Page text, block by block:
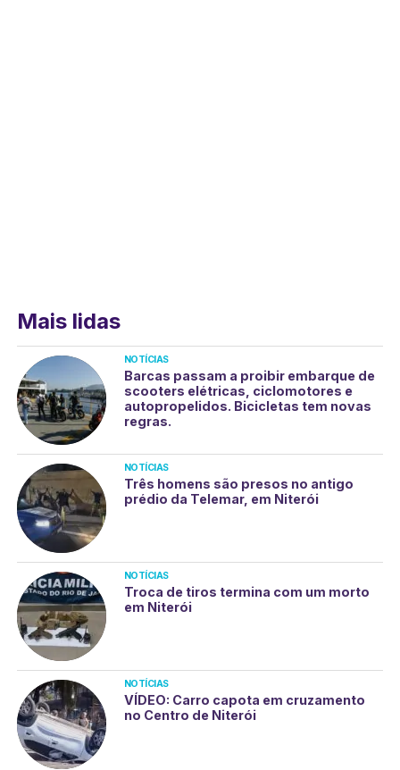
Mais lidas
NOTÍCIAS
Barcas passam a proibir embarque de
scooters elétricas, ciclomotores e
autopropelidos. Bicicletas tem novas
regras.
NOTÍCIAS
Três homens são presos no antigo
prédio da Telemar, em Niterói
NOTÍCIAS
Troca de tiros termina com um morto
em Niterói
NOTÍCIAS
VÍDEO: Carro capota em cruzamento
no Centro de Niterói